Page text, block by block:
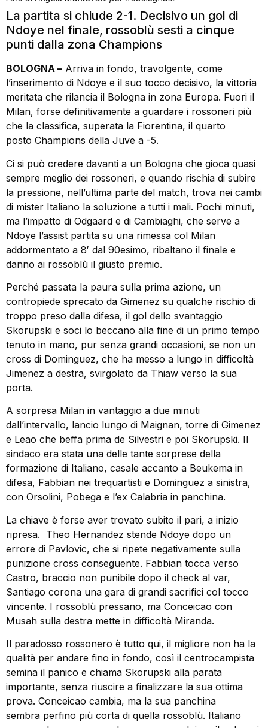
La partita si chiude 2-1. Decisivo un gol di
Ndoye nel finale, rossoblù sesti a cinque
punti dalla zona Champions
BOLOGNA – Arriva in fondo, travolgente, come
l’inserimento di Ndoye e il suo tocco decisivo, la vittoria
meritata che rilancia il Bologna in zona Europa. Fuori il
Milan, forse definitivamente a guardare i rossoneri più
che la classifica, superata la Fiorentina, il quarto
posto Champions della Juve a -5.
Ci si può credere davanti a un Bologna che gioca quasi
sempre meglio dei rossoneri, e quando rischia di subire
la pressione, nell’ultima parte del match, trova nei cambi
di mister Italiano la soluzione a tutti i mali. Pochi minuti,
ma l’impatto di Odgaard e di Cambiaghi, che serve a
Ndoye l’assist partita su una rimessa col Milan
addormentato a 8′ dal 90esimo, ribaltano il finale e
danno ai rossoblù il giusto premio.
Perché passata la paura sulla prima azione, un
contropiede sprecato da Gimenez su qualche rischio di
troppo preso dalla difesa, il gol dello svantaggio
Skorupski e soci lo beccano alla fine di un primo tempo
tenuto in mano, pur senza grandi occasioni, se non un
cross di Dominguez, che ha messo a lungo in difficoltà
Jimenez a destra, svirgolato da Thiaw verso la sua
porta.
A sorpresa Milan in vantaggio a due minuti
dall’intervallo, lancio lungo di Maignan, torre di Gimenez
e Leao che beffa prima de Silvestri e poi Skorupski. Il
sindaco era stata una delle tante sorprese della
formazione di Italiano, casale accanto a Beukema in
difesa, Fabbian nei trequartisti e Dominguez a sinistra,
con Orsolini, Pobega e l’ex Calabria in panchina.
La chiave è forse aver trovato subito il pari, a inizio
ripresa. Theo Hernandez stende Ndoye dopo un
errore di Pavlovic, che si ripete negativamente sulla
punizione cross conseguente. Fabbian tocca verso
Castro, braccio non punibile dopo il check al var,
Santiago corona una gara di grandi sacrifici col tocco
vincente. I rossoblù pressano, ma Conceicao con
Musah sulla destra mette in difficoltà Miranda.
Il paradosso rossonero è tutto qui, il migliore non ha la
qualità per andare fino in fondo, così il centrocampista
semina il panico e chiama Skorupski alla parata
importante, senza riuscire a finalizzare la sua ottima
prova. Conceicao cambia, ma la sua panchina
sembra perfino più corta di quella rossoblù. Italiano